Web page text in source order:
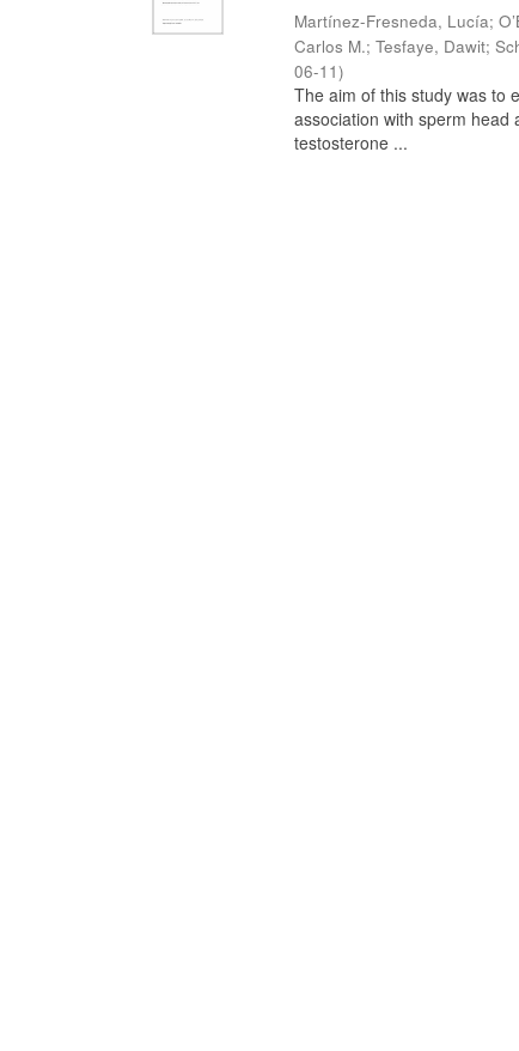
Martínez-Fresneda, Lucía;
Carlos M.;Tesfaye, Dawit;
06-11)
The aim of this study was to
association with sperm head
testosterone ...